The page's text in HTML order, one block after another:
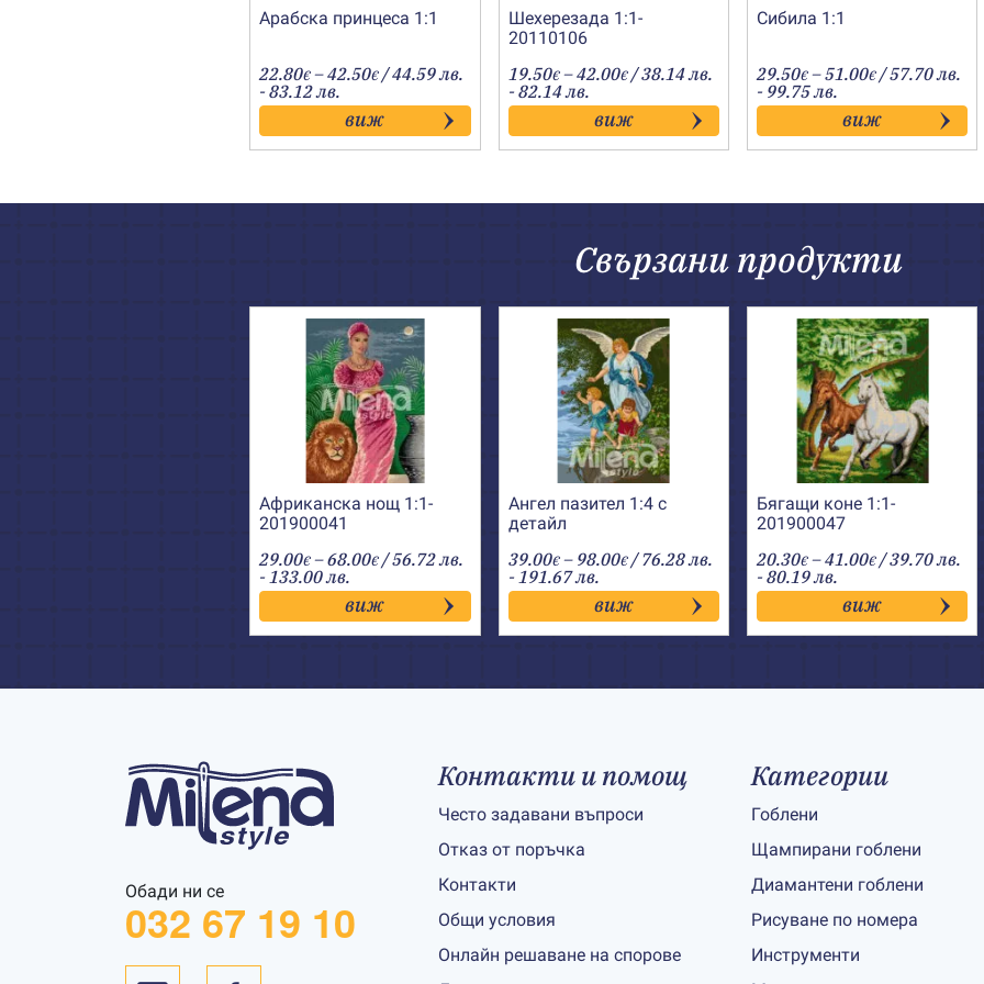
Арабска принцеса 1:1
22.80€ –42.50€Price
range:
22.80€
through
42.50€
/ 44.59 лв.
- 83.12 лв.
виж
Шехерезада 1:1-
20110106
19.50€ –42.00€Price
range:
19.50€
through
42.00€
/ 38.14 лв.
- 82.14 лв.
виж
Сибила 1:1
29.50€ –51.00€Price
range:
29.50€
through
51.00€
/ 57.70 лв.
- 99.75 лв.
виж
Свързани продукти
Африканска нощ 1:1-
201900041
29.00€ –68.00€Price
range:
29.00€
through
68.00€
/ 56.72 лв.
- 133.00 лв.
виж
Ангел пазител 1:4 с
детайл
39.00€ – 98.00€Price
range:
39.00€
through
98.00€
/ 76.28 лв.
- 191.67 лв.
виж
Бягащи коне 1:1-
201900047
20.30€ –41.00€Price
range:
20.30€
through
41.00€
/ 39.70 лв.
- 80.19 лв.
виж
Обади ни се
032 67 19 10
Контакти и помощ
Често задавани въпроси
Отказ от поръчка
Контакти
Общи условия
Онлайн решаване на спорове
Категории
Гоблени
Щампирани гоблени
Диамантени гоблени
Рисуване по номера
Инструменти